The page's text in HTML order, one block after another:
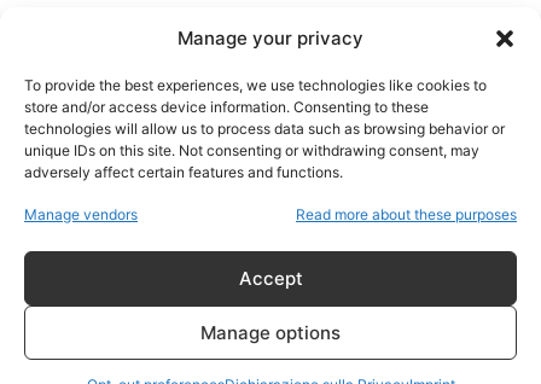
Manage your privacy
To provide the best experiences, we use technologies like cookies to
store and/or access device information. Consenting to these
technologies will allow us to process data such as browsing behavior or
unique IDs on this site. Not consenting or withdrawing consent, may
adversely affect certain features and functions.
Manage vendors Read more about these purposes
Accept
Manage options
I CANI DA RIPORTO DELLA
CONTROINFORMAZIONE DIFENDE
IL...
admin - 17 Giugno 2026
“Come salvare l’economia globale
- 17 Giugno 2026
LA CINA HA ABBANDONATO IL
MARXISMO? LA